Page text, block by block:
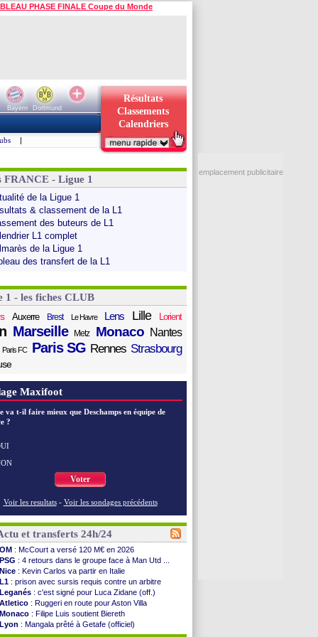
PHASE FINALE Coupe du Monde
Bayern
Dortmund
Résultats
Classements
Calendriers
|
FRANCE - Ligue 1
de la Ligue 1
& classement de la L1
des buteurs de L1
L1 complet
de la Ligue 1
des transfert de la L1
1 - les fiches CLUB
Auxerre Brest Le Havre Lens Lille Lorient
Marseille Metz Monaco Nantes
Paris FC Paris SG Rennes Strasbourg
Maxifoot
va t-il faire mieux que Deschamps en équipe de
?
Voter
Voir les resultats - Voir les sondages précédents
et transferts 24h/24
OM : McCourt a versé 120 M€ en 2026
PSG : 4 retours dans le groupe face à Man Utd ...
Nice : Kevin Carlos va partir en Italie
L1 : prison avec sursis requis contre un arbitre
Leganés : c'est signé pour Luca Zidane (off.)
Atletico : Ruggeri en route pour Aston Villa
Monaco : Filipe Luis soutient Biereth
Lyon : Mangala prêté à Getafe (officiel)
PSG: Nsoki va signer en Croatie
emplacement publicitaire